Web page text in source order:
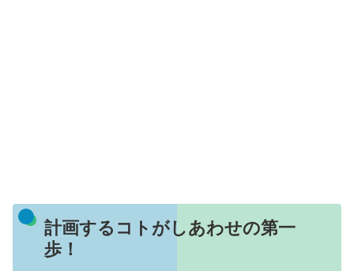
計画するコトがしあわせの第一
歩！